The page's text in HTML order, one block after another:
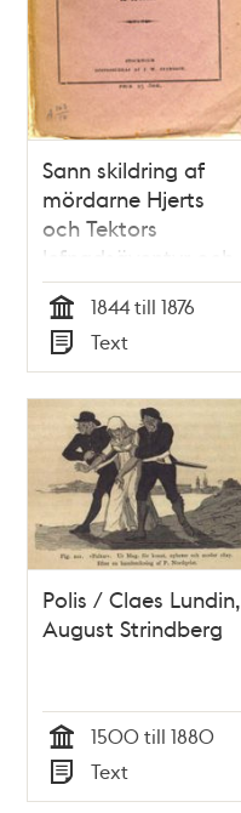
Sann skildring af
mördarne Hjerts
och Tektors
lefnadsäventyr och
sista stunder / af K.
R...
Tid
1844 till 1876
Typ
Text
Polis / Claes Lundin,
August Strindberg
Tid
1500 till 1880
Typ
Text